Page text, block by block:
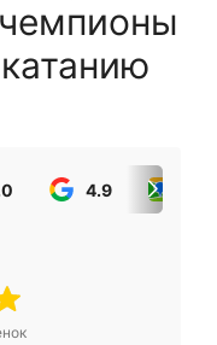
4.9